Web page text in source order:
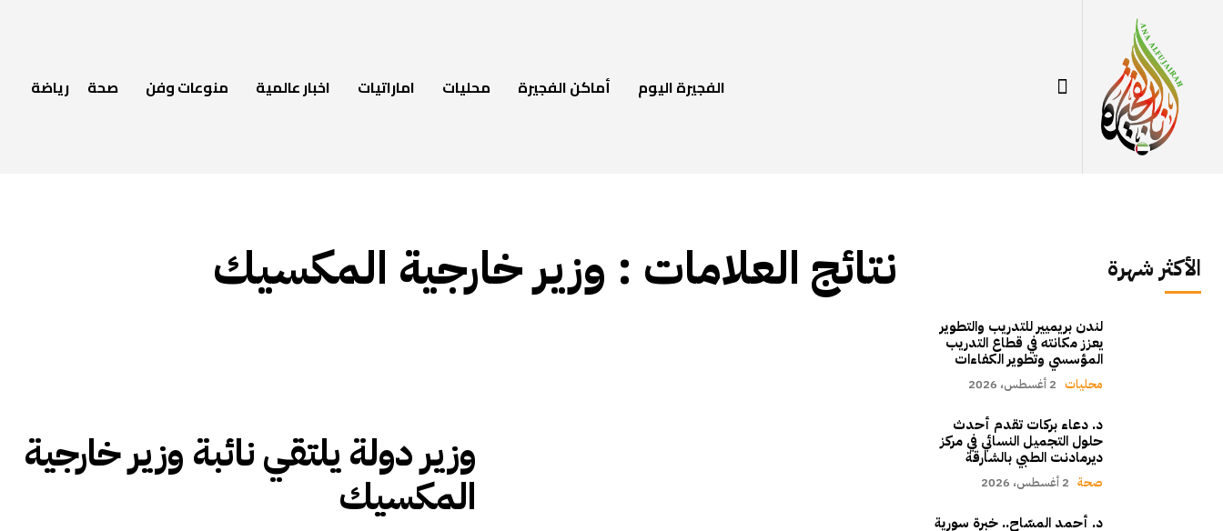
الفجيرة اليوم أماكن الفجيرة محليات اماراتيات اخبار عالمية منوعات وفن صحة رياضة
نتائج العلامات : وزير خارجية المكسيك
وزير دولة يلتقي نائبة وزير خارجية
المكسيك
الأكثر شهرة
لندن بريميير للتدريب والتطوير
يعزز مكانته في قطاع التدريب
المؤسسي وتطوير الكفاءات
محليات 2 أغسطس، 2026
د. دعاء بركات تقدم أحدث
حلول التجميل النسائي في مركز
ديرمادنت الطبي بالشارقة
صحة 2 أغسطس، 2026
د. أحمد المسّاح.. خبرة سورية